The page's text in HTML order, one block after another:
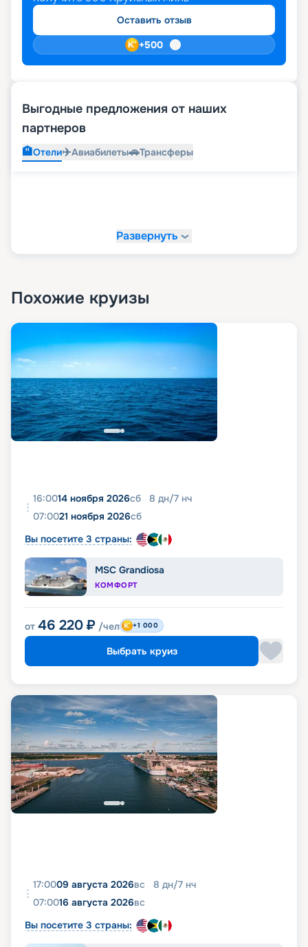
бронировать места лучше заранее.
Оставить отзыв
+500
Выгодные предложения от наших
партнеров
🏨Отели✈️Авиабилеты🚗Трансферы
Развернуть
Похожие круизы
16:0014 ноября 2026сб 8 дн/7 нч
07:0021 ноября 2026сб
Вы посетите 3 страны:
MSC Grandiosa
КОМФОРТ
от 46 220 ₽ /чел +1 000
Выбрать круиз
17:0009 августа 2026вс 8 дн/7 нч
07:0016 августа 2026вс
Вы посетите 3 страны: